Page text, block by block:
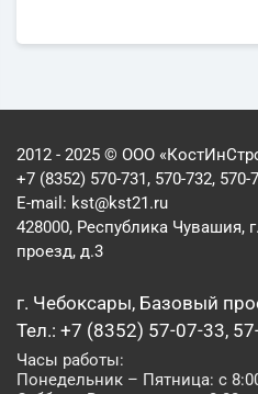
2012 - 2025 © ООО
+7 (8352) 570-731, 570-732, 570-
E-mail: kst@kst21.ru
428000, Республика Чувашия,
проезд, д.3
г. Чебоксары, Базовый
Тел.: +7 (8352) 57-07-33,
Часы работы:
Понедельник – Пятница: с